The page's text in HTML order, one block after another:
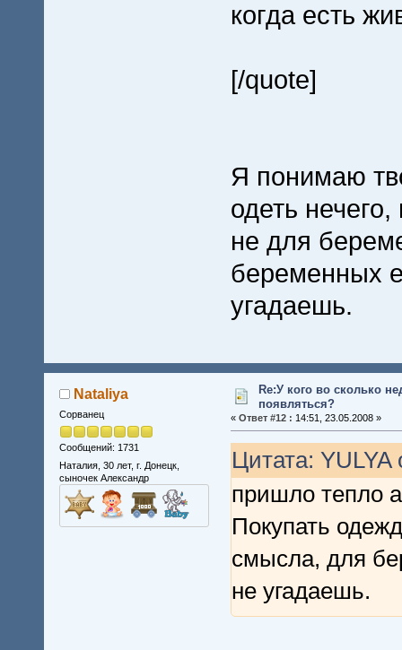
когда есть
[/quote]
Я понимаю
одеть
не для
беременных
угадаешь.
Nataliya
Сорванец
Сообщений: 1731
Наталия, 30 лет, г. Донецк,
сыночек Александр
Re:У кого во сколько
появляться?
« Ответ #12 : 14:51, 23.05.2008 »
Цитата: YULYA
пришло тепло
Покупать
смысла, для
не угадаешь.